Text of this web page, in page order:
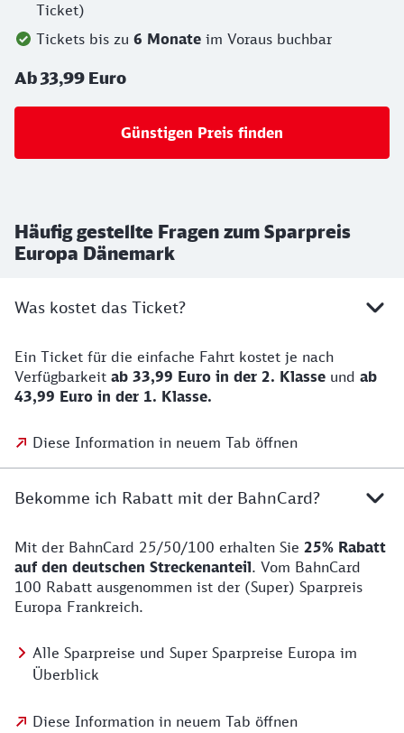
Ticket)
Tickets bis zu 6 Monate im Voraus buchbar
Ab 33,99 Euro
Günstigen Preis finden
Häufig gestellte Fragen zum Sparpreis
Europa Dänemark
Was kostet das Ticket?
Ein Ticket für die einfache Fahrt kostet je nach
Verfügbarkeit ab 33,99 Euro in der 2. Klasse und ab
43,99 Euro in der 1. Klasse.
Diese Information in neuem Tab öffnen
Bekomme ich Rabatt mit der BahnCard?
Mit der BahnCard 25/50/100 erhalten Sie 25% Rabatt
auf den deutschen Streckenanteil. Vom BahnCard
100 Rabatt ausgenommen ist der (Super) Sparpreis
Europa Frankreich.
Alle Sparpreise und Super Sparpreise Europa im
Überblick
Diese Information in neuem Tab öffnen